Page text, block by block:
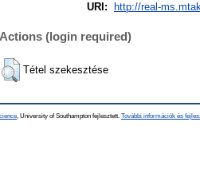
URI:
http://real-
Actions (login required)
Tétel szekesztése
, University of Southampton fejlesztett. További információk és